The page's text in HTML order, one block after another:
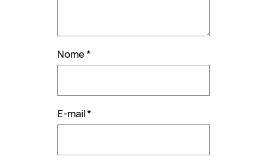
Nome*
E-mail*